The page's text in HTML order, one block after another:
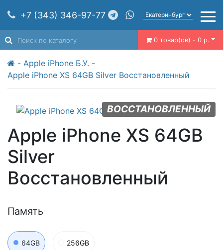
+7 (343) 346-97-77
0 товар(ов) - 0 р.
Apple iPhone Б.У.
Apple iPhone XS 64GB Silver Восстановленный
ВОССТАНОВЛЕННЫЙ
Apple iPhone XS 64GB
Silver
Восстановленный
Память
64GB 256GB